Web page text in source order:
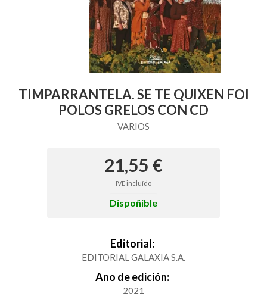
TIMPARRANTELA. SE TE QUIXEN FOI
POLOS GRELOS CON CD
VARIOS
21,55 €
IVE incluído
Dispoñible
Editorial:
EDITORIAL GALAXIA S.A.
Ano de edición:
2021